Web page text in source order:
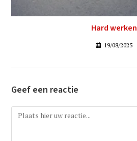
Hard werken
19/08/2025
Geef een reactie
Reactie